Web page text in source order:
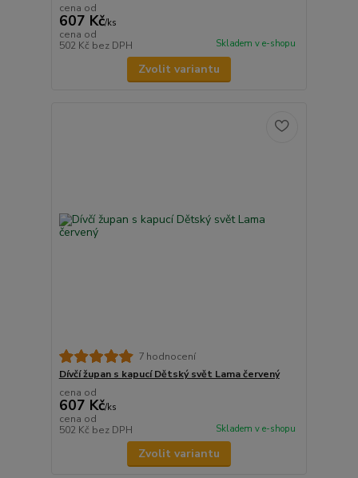
cena od
607 Kč/ks
cena od
502 Kč bez DPH Skladem v e-shopu
Zvolit variantu
7 hodnocení
Dívčí župan s kapucí Dětský svět Lama červený
cena od
607 Kč/ks
cena od
502 Kč bez DPH Skladem v e-shopu
Zvolit variantu